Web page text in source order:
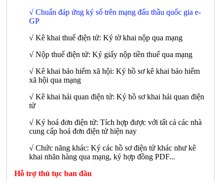
√ Chuẩn đáp ứng ký số trên mạng đấu thầu quốc gia e-
GP
√ Kê khai thuế điện tử: Ký tờ khai nộp qua mạng
√ Nộp thuế điện tử: Ký giấy nộp tiền thuế qua mạng
√ Kê khai bảo hiểm xã hội: Ký hồ sơ kê khai bảo hiểm
xã hội qua mạng
√ Kê khai hải quan điện tử: Ký hồ sơ khai hải quan điện
tử
√ Ký hoá đơn điện tử: Tích hợp được với tất cả các nhà
cung cấp hoá đơn điện tử hiện nay
√ Chức năng khác: Ký các hồ sơ điện tử khác như kê
khai nhãn hàng qua mạng, ký hợp đồng PDF...
Hỗ trợ thủ tục ban đầu